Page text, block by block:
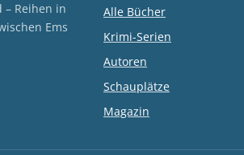
Reihen in
Ems
Alle Bücher
Krimi-Serien
Autoren
Schauplätze
Magazin